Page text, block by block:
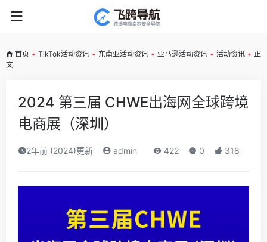
首页 • TikTok活动资讯 • 东南亚活动资讯 • 亚马逊活动资讯 • 活动资讯 • 正
文
2024 第三届 CHWE出海网全球跨境
电商展（深圳）
2年前 (2024)更新 admin 422 0 318